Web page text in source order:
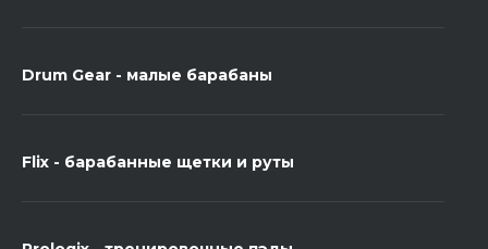
Drum Gear - малые барабаны
Flix - барабанные щетки и руты